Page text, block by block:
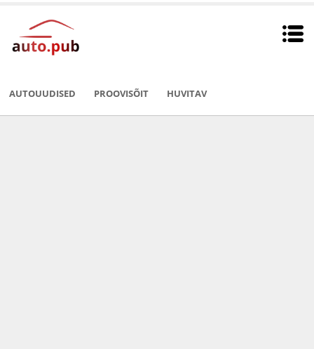
AUTOUUDISED PROOVISÕIT HUVITAV